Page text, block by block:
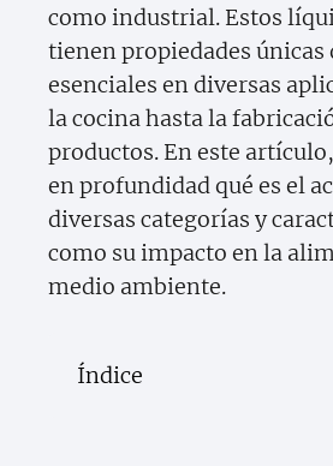
como industrial. Estos
tienen propiedades únicas
esenciales en diversas
la cocina hasta la
productos. En este
en profundidad qué es el
diversas categorías y
como su impacto en la
medio ambiente.
Índice